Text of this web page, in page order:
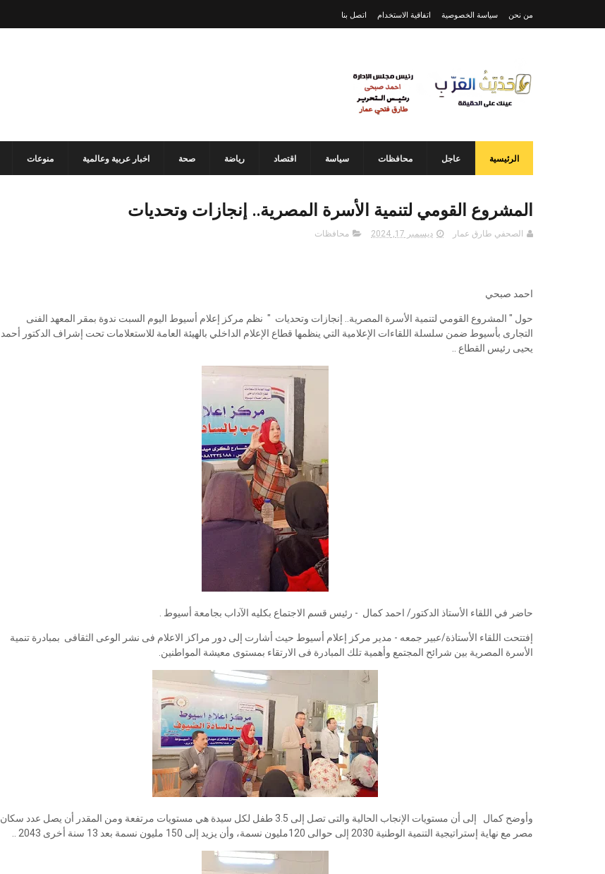
من نحن سياسة الخصوصية اتفاقية الاستخدام اتصل بنا
الرئيسية عاجل محافظات سياسة اقتصاد رياضة صحة اخبار عربية وعالمية منوعات
المشروع القومي لتنمية الأسرة المصرية.. إنجازات وتحديات
الصحفي طارق عمار ديسمبر 17, 2024 محافظات
احمد صبحي
حول " المشروع القومي لتنمية الأسرة المصرية.. إنجازات وتحديات " نظم مركز إعلام أسيوط اليوم السبت ندوة بمقر المعهد الفنى
التجارى بأسيوط ضمن سلسلة اللقاءات الإعلامية التي ينظمها قطاع الإعلام الداخلي بالهيئة العامة للاستعلامات تحت إشراف الدكتور أحمد
يحيى رئيس القطاع ..
حاضر في اللقاء الأستاذ الدكتور/ احمد كمال - رئيس قسم الاجتماع بكليه الآداب بجامعة أسيوط .
إفتتحت اللقاء الأستاذة/عبير جمعه - مدير مركز إعلام أسيوط حيث أشارت إلى دور مراكز الاعلام فى نشر الوعى الثقافى بمبادرة تنمية
الأسرة المصرية بين شرائح المجتمع وأهمية تلك المبادرة فى الارتقاء بمستوى معيشة المواطنين.
وأوضح كمال إلى أن مستويات الإنجاب الحالية والتى تصل إلى 3.5 طفل لكل سيدة هي مستويات مرتفعة ومن المقدر أن يصل عدد سكان
مصر مع نهاية إستراتيجية التنمية الوطنية 2030 إلى حوالى 120مليون نسمة، وأن يزيد إلى 150 مليون نسمة بعد 13 سنة أخرى 2043 ..